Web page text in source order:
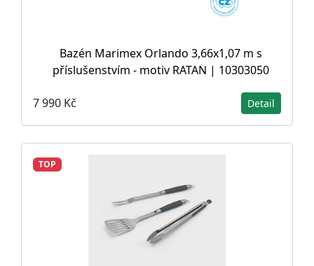
Bazén Marimex Orlando 3,66x1,07 m s
příslušenstvím - motiv RATAN | 10303050
7 990 Kč Detail
TOP